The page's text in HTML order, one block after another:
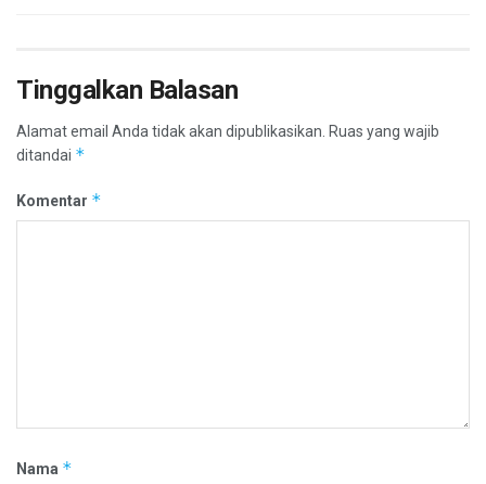
Tinggalkan Balasan
Alamat email Anda tidak akan dipublikasikan. Ruas yang wajib
ditandai *
Komentar *
Nama *